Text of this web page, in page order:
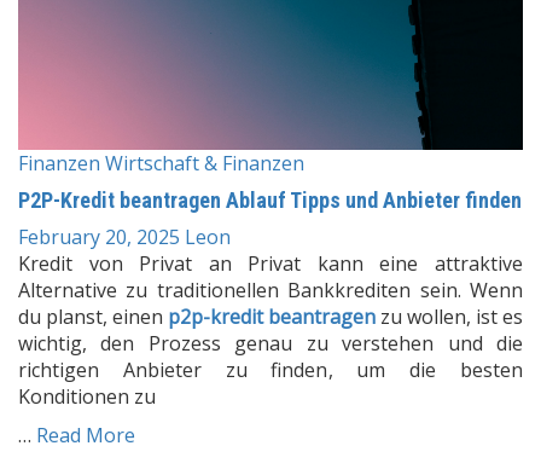
Finanzen Wirtschaft & Finanzen
P2P-Kredit beantragen Ablauf Tipps und Anbieter finden
February 20, 2025 Leon
Kredit von Privat an Privat kann eine attraktive
Alternative zu traditionellen Bankkrediten sein. Wenn
du planst, einen p2p-kredit beantragen zu wollen, ist es
wichtig, den Prozess genau zu verstehen und die
richtigen Anbieter zu finden, um die besten
Konditionen zu
… Read More